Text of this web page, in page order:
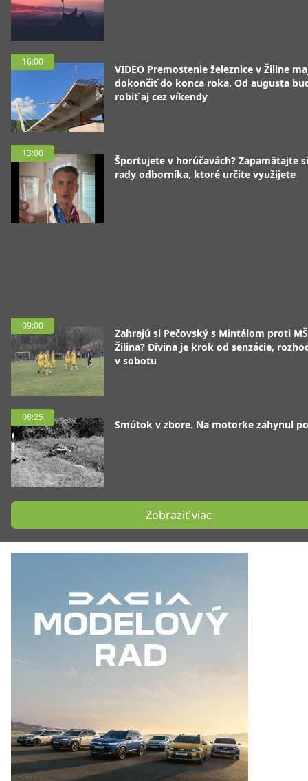
16:00
VIDEO Premostenie železnice v Žiline
dokončiť do konca roka. Od augusta
robiť aj cez víkendy
13:00
Športujete v horúčavách? Zapamätajte
rady odborníka, ktoré určite využijete
09:00
Zahrajú si Pečovský s Mintálom proti
Žilina? Divina je krok od senzácie,
v sobotu
08:25
Smútok v zbore. Na motorke zahynul
Zobraziť viac